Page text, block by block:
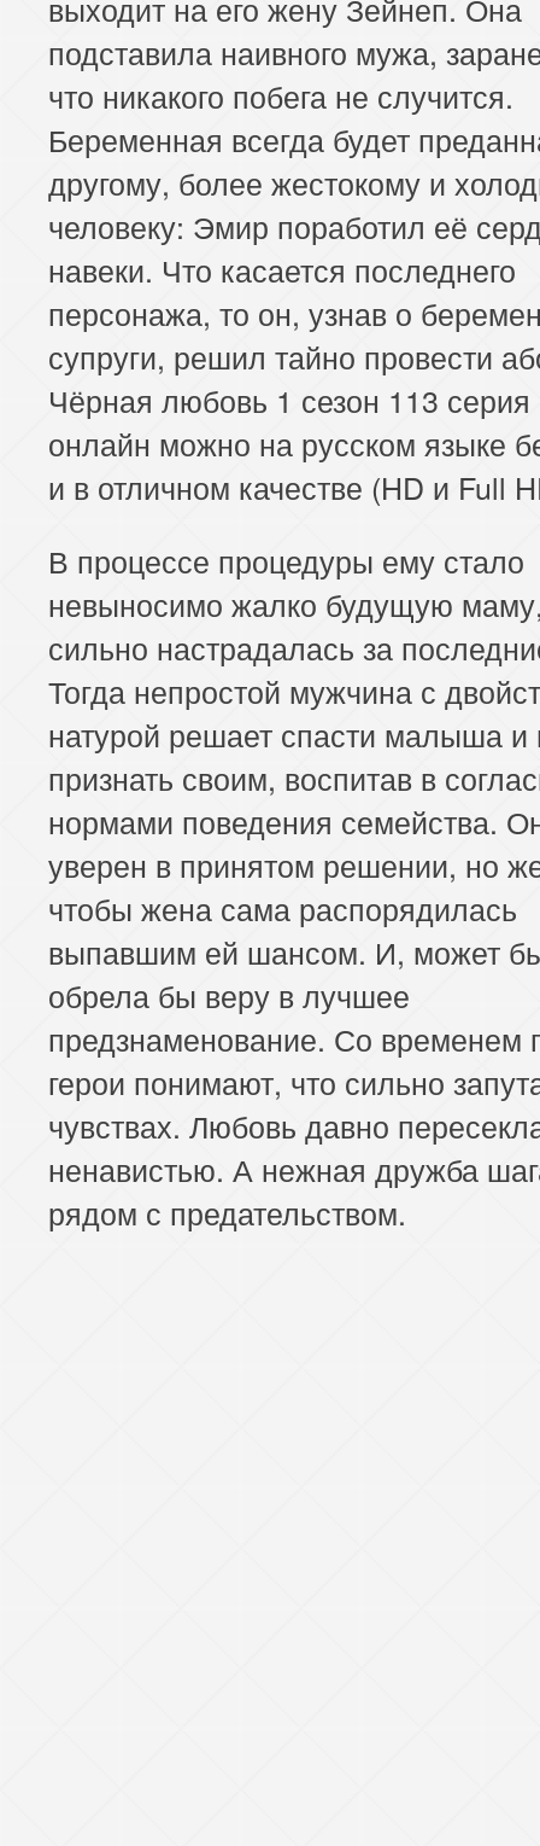
подставила наивного мужа,
что никакого побега не случится.
Беременная всегда будет
другому, более жестокому и
человеку: Эмир поработил её
навеки. Что касается последнего
персонажа, то он, узнав о
супруги, решил тайно провести
Чёрная любовь 1 сезон 113 серия
онлайн можно на русском языке
и в отличном качестве (HD и Full
В процессе процедуры ему стало
невыносимо жалко будущую
сильно настрадалась за
Тогда непростой мужчина с
натурой решает спасти малыша и
признать своим, воспитав в
нормами поведения семейства.
уверен в принятом решении, но
чтобы жена сама распорядилась
выпавшим ей шансом. И, может
обрела бы веру в лучшее
предзнаменование. Со временем
герои понимают, что сильно
чувствах. Любовь давно
ненавистью. А нежная дружба
рядом с предательством.